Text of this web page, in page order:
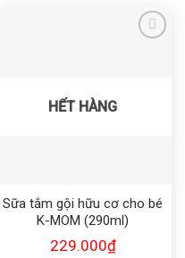
HẾT HÀNG
Sữa tắm gội hữu cơ cho bé
K-MOM (290ml)
229.000₫